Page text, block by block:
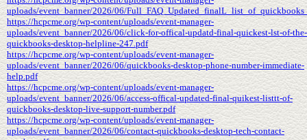
uploads/event_banner/2026/06/
https://hcpcme.org/wp-content/uploads/event-manager-
uploads/event_banner/2026/06/click-for-offical-updatd-final-quickest-lst-of-the-
quickbooks-desktop-helpline-247.pdf
https://hcpcme.org/wp-content/uploads/event-manager-
uploads/event_banner/2026/06/quickbooks-desktop-phone-number-immediate-
help.pdf
https://hcpcme.org/wp-content/uploads/event-manager-
uploads/event_banner/2026/06/access-offical-updated-final-quikest-listtt-of-
quickbooks-desktop-live-support-number.pdf
https://hcpcme.org/wp-content/uploads/event-manager-
uploads/event_banner/2026/06/contact-quickbooks-desktop-tech-contact-